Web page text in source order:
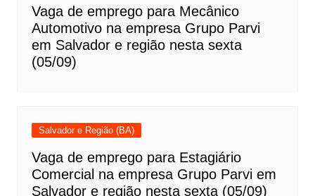
Vaga de emprego para Mecânico
Automotivo na empresa Grupo Parvi
em Salvador e região nesta sexta
(05/09)
Salvador e Região (BA)
Vaga de emprego para Estagiário
Comercial na empresa Grupo Parvi em
Salvador e região nesta sexta (05/09)